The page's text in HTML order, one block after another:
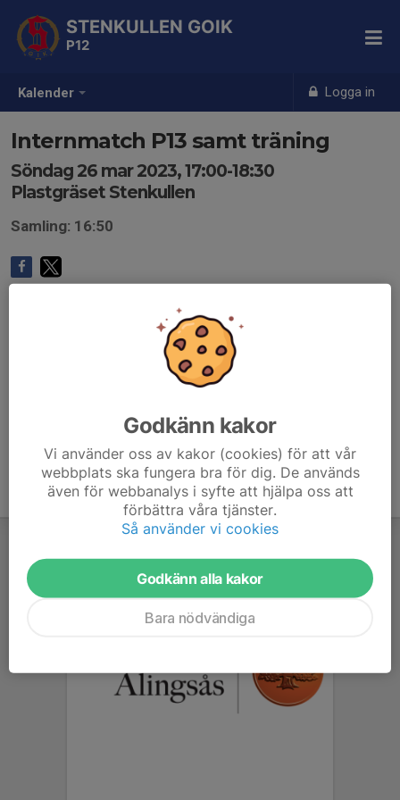
Kalender Logga in
STENKULLEN GOIK
P12
Internmatch P13 samt träning
Söndag 26 mar 2023, 17:00-18:30
Plastgräset Stenkullen
Samling: 16:50
Godkänn kakor
Vi använder oss av kakor (cookies) för att vår
webbplats ska fungera bra för dig. De används
även för webbanalys i syfte att hjälpa oss att
förbättra våra tjänster.
Så använder vi cookies
Godkänn alla kakor
Bara nödvändiga